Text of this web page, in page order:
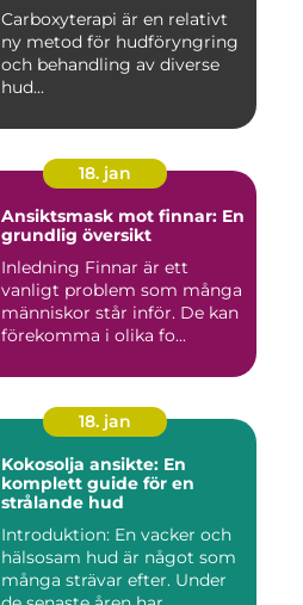
Carboxyterapi är en relativt
ny metod för hudföryngring
och behandling av diverse
hud...
18. jan
Ansiktsmask mot finnar: En
grundlig översikt
Inledning Finnar är ett
vanligt problem som många
människor står inför. De kan
förekomma i olika fo...
18. jan
Kokosolja ansikte: En
komplett guide för en
strålande hud
Introduktion: En vacker och
hälsosam hud är något som
många strävar efter. Under